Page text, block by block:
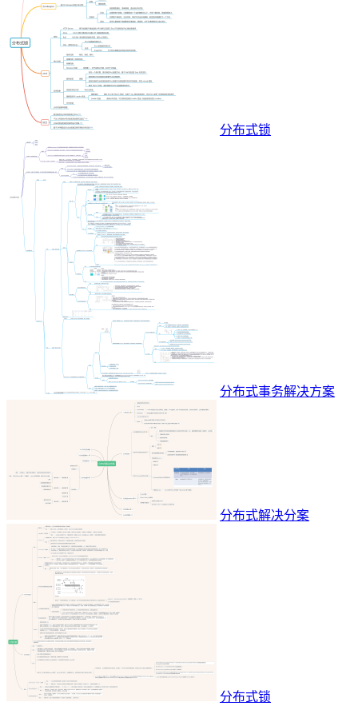
分布式锁
分布式事务解决方案
分布式解决分案
分布式锁